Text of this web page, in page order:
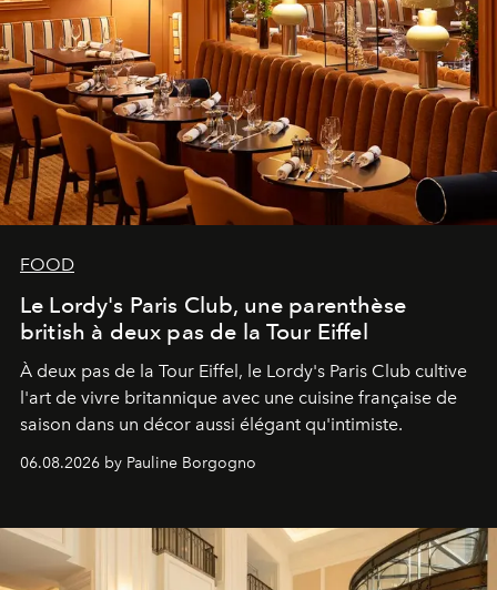
FOOD
Le Lordy's Paris Club, une parenthèse
british à deux pas de la Tour Eiffel
À deux pas de la Tour Eiffel, le Lordy's Paris Club cultive
l'art de vivre britannique avec une cuisine française de
saison dans un décor aussi élégant qu'intimiste.
06.08.2026 by Pauline Borgogno